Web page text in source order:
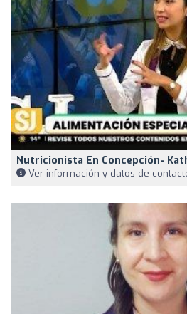
Nutricionista En Concepción-
Ver información y datos de